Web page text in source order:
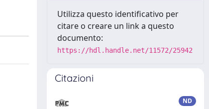
Utilizza questo identificativo per
citare o creare un link a questo
documento:
https://hdl.handle.net/11572/25942
Citazioni
ND